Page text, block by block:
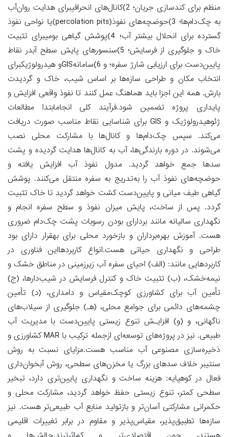
منظم برای کندسازی جریان؛ 2)کانال‌های انحرافیبرای هدایت روان‌آب
به چک‌دام‌ها؛ 3)حوضچه‌های نفوذ(percolation pits)یا نواحی نفوذ
گسترده برای انحلال بیشتر آب؛ 4)پوشش گیاهی بومیبرای تثبیت
خاک و جلوگیری از فرسایش؛ 5)سنسورهای پایش سطح آبدر نقاط
پایین‌دست برای ارزیابی شارژ سفره؛ و 6)سامانهGISو هیدرولوژیکبرای
انتخاب مکان و طراحی سازه‌ها بر اساس شیب، خاک و گردیدت
بارش. همه این اجزا باید هماهنگ عمل کنند تا نفوذ واقعی افزایش و
پایداری پروژه تضمین شود.فرآیند کلی انجامابتدا مطالعات
ژئوهیدرولوژیک و GIS برای شناسایی نقاط مناسب صورت دریافت
می‌کند. سپس چک‌دام‌ها و کانال‌ها با مشارکت محلی نصب
می‌شوند. در دوره بارندگی‌ها، آب به کانال‌ها هدایت گردیده و پشت
سدها جمع خواهد گردید. مدول نفوذ آب افزایش یافته و
حوضچه‌های نفوذ آب را به‌تدریج به سفره منتقل می‌کنند. پوشش
گیاهی طیف میانی و پایین‌دست کشت خواهد گردید تا خاک تثبیت
گردد. پس از ساخت، پایش میزان نفوذ و سطح سفره انجام و
نگهداری سالیانه مانند بردارای بودن رسوبات پشت چک‌دام ضروری
هست. آموزش بهره‌برداران و بازخورد محلی برای بهقرار دارای بود
طراحی و نگهداری حیاتی هست.انواع کاربردهااین فناوری در
کاربردهایی مانند: (الف) احیای سفره آب زیرزمینی در مناطق خشک و
نیمه‌خشک، (ب) تثبیت خاک و کنترل فرسایش در شیب‌دارها، (ج)
تأمین آب برای کشاورزی کوچک‌مقیاس و دامداری، (د) تأمین
چشمه‌های دائمی برای جوامع محلی، (هـ) جلوگیری از سیلاب‌های
ناگهانی، و (و) افزایـش تنوع زیستی پایین‌دست با مدیریت آب
طبیعی. نیز در پروژه‌های توسعه‌ای ازجمله ترکیب با MAR کشاورزی و
ذخیره‌سازی مصنوعی آب مناسب هست.مزایای نسبت به روش
سنتیبر خلاف سدهای بزرگ یا مخزن‌های سطحی، روش آبخوان‌داری
فعال در کوهپایه: هزینه ساخت و نگهداری پایین‌تری دارد، تبخیر
سطحی کمتر، تنوع زیستی حفظ خواهد گردید، مشارکت محلی و
حکمرانی مشارکتی آسان‌تر و بازتولید منابع آب طبیعی‌تر هست. نیز
سازه‌ها تطبیق‌پذیر، مقیاس‌پذیر و مقاوم در برابر تغییرات اقلیمی